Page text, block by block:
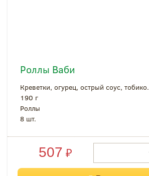
Роллы Ваби
Креветки, огурец, острый соус, тобико.
190 г
Роллы
8 шт.
507 ₽